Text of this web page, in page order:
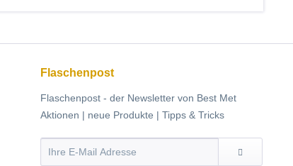
Flaschenpost
Flaschenpost - der Newsletter von Best Met
Aktionen | neue Produkte | Tipps & Tricks